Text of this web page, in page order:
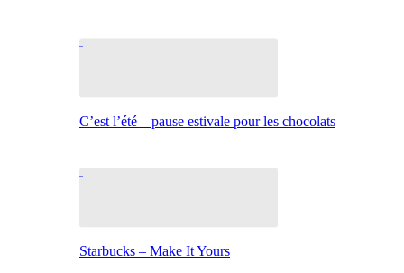
C’est l’été – pause estivale pour les chocolats
Starbucks – Make It Yours